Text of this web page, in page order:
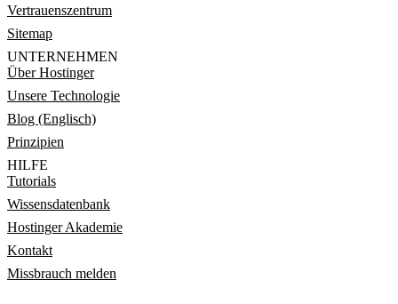
Vertrauenszentrum
Sitemap
UNTERNEHMEN
Über Hostinger
Unsere Technologie
Blog (Englisch)
Prinzipien
HILFE
Tutorials
Wissensdatenbank
Hostinger Akademie
Kontakt
Missbrauch melden